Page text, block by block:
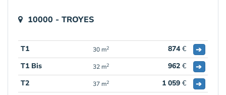
10000 - TROYES
T1 30 m2 874€
➔
T1 Bis
32 m2 962 €
➔
T2
37 m2 1 059 €
➔